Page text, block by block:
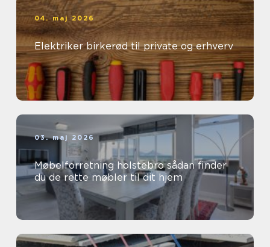
04. maj 2026
Elektriker birkerød til private og erhverv
03. maj 2026
Møbelforretning holstebro sådan finder
du de rette møbler til dit hjem